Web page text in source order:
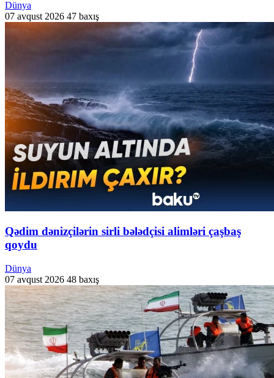
Dünya
07 avqust 2026 47 baxış
Qədim dənizçilərin sirli bələdçisi alimləri çaşbaş
qoydu
Dünya
07 avqust 2026 48 baxış